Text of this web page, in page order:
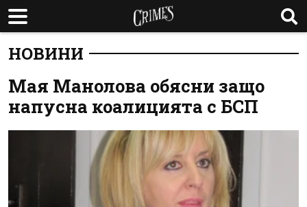
НОВИНИ
Мая Манолова обясни защо
напусна коалицията с БСП